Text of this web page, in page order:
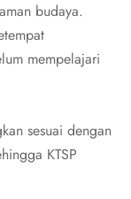
budaya.
mempelajari
sesuai dengan
KTSP